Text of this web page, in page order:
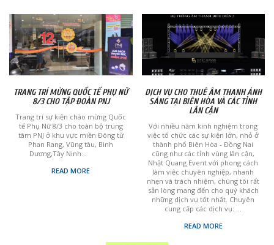
TRANG TRÍ MỪNG QUỐC TẾ PHỤ NỮ
8/3 CHO TẬP ĐOÀN PNJ
Trang trí sự kiện chào mừng Quốc
tế Phụ Nữ 8/3 cho toàn bộ trung
tâm PNJ ở khu vực miền Đông từ
Phan Rang, Vũng tàu, Bình
READ MORE
DỊCH VỤ CHO THUÊ ÂM THANH ÁNH
SÁNG TẠI BIÊN HÒA VÀ CÁC TỈNH
LÂN CẬN
Với nhiều năm kinh nghiệm trong
việc tổ chức các sự kiện lớn, nhỏ ở
thành phố Biên Hòa - Đồng Nai
cũng như các tỉnh vùng lân cận,
Nhật Quang Event với phong cách
làm việc chuyên nghiệp, nhanh
nhẹn và trách nhiệm, chúng tôi rất
sẵn lòng mang đến cho quý khách
những dịch vụ tốt nhất. Chuyên
cung cấp các dịch vụ: ...
READ MORE